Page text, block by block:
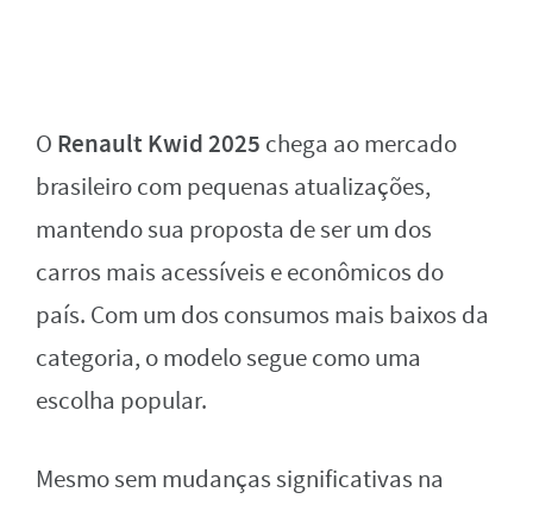
O Renault Kwid 2025 chega ao mercado
brasileiro com pequenas atualizações,
mantendo sua proposta de ser um dos
carros mais acessíveis e econômicos do
país. Com um dos consumos mais baixos da
categoria, o modelo segue como uma
escolha popular.
Mesmo sem mudanças significativas na